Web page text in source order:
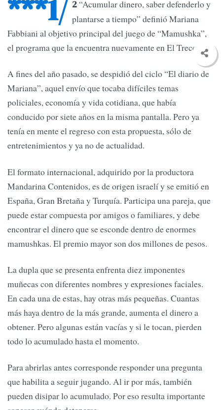
***1/ 2“Acumular dinero, saber defenderlo y
plantarse a tiempo” definió Mariana
Fabbiani al objetivo principal del juego de “Mamushka”,
el programa que la encuentra nuevamente en El Trece.
A fines del año pasado, se despidió del ciclo “El diario de
Mariana”, aquel envío que tocaba difíciles temas
policiales, economía y vida cotidiana, que había
conducido por siete años en la misma pantalla. Pero ya
tenía en mente el regreso con esta propuesta, sólo de
entretenimientos y ya no de actualidad.
El formato internacional, adquirido por la productora
Mandarina Contenidos, es de origen israelí y se emitió en
España, Gran Bretaña y Turquía. Participa una pareja, que
puede estar compuesta por amigos o familiares, y debe
encontrar el dinero que se esconde dentro de enormes
mamushkas. El premio mayor son dos millones de pesos.
La dupla que se presenta enfrenta diez imponentes
muñecas con diferentes nombres y expresiones faciales.
En cada una de estas, hay otras más pequeñas. Cuantas
más haya dentro de la más grande, aumenta el dinero a
obtener. Pero algunas están vacías y si le tocan, pierden
todo lo acumulado hasta el momento.
Para abrirlas antes corresponde responder una pregunta
que habilita a seguir jugando. Al ir por más, también
pueden disipar lo acumulado. Por eso resulta importante